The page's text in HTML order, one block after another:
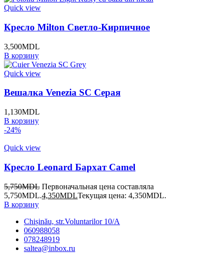
Quick view
Кресло Milton Светло-Кирпичное
3,500MDL
В корзину
Quick view
Вешалка Venezia SC Серая
1,130MDL
В корзину
-24%
Quick view
Кресло Leonard Бархат Camel
5,750MDL Первоначальная цена составляла
5,750MDL.4,350MDLТекущая цена: 4,350MDL.
В корзину
Chișinău, str.Voluntarilor 10/A
060988058
078248919
saltea@inbox.ru